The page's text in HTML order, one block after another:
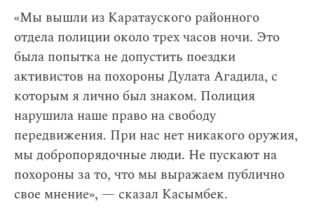
«Мы вышли из Каратауского районного
отдела полиции около трех часов ночи. Это
была попытка не допустить поездки
активистов на похороны Дулата Агадила, с
которым я лично был знаком. Полиция
нарушила наше право на свободу
передвижения. При нас нет никакого оружия,
мы добропорядочные люди. Не пускают на
похороны за то, что мы выражаем публично
свое мнение», — сказал Касымбек.